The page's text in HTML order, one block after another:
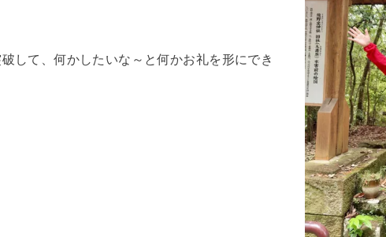
して、何かしたいな～と何かお礼を形にでき